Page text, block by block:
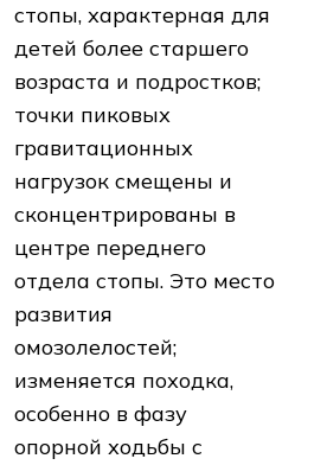
стопы, характерная для
детей более старшего
возраста и подростков;
точки пиковых
гравитационных
нагрузок смещены и
сконцентрированы в
центре переднего
отдела стопы. Это место
развития
омозолелостей;
изменяется походка,
особенно в фазу
опорной ходьбы с